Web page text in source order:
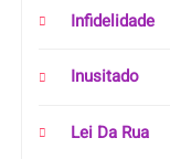
Infidelidade
Inusitado
Lei Da Rua